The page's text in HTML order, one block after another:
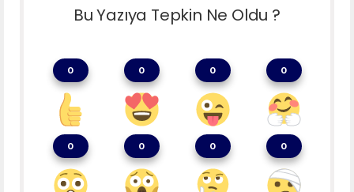
Bu Yazıya Tepkin Ne Oldu ?
0 0 0 0
0 0 0 0